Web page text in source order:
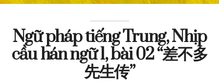
Ngữ pháp tiếng Trung, Nhịp
cầu hán ngữ 1, bài 02 “差不多
先生传”